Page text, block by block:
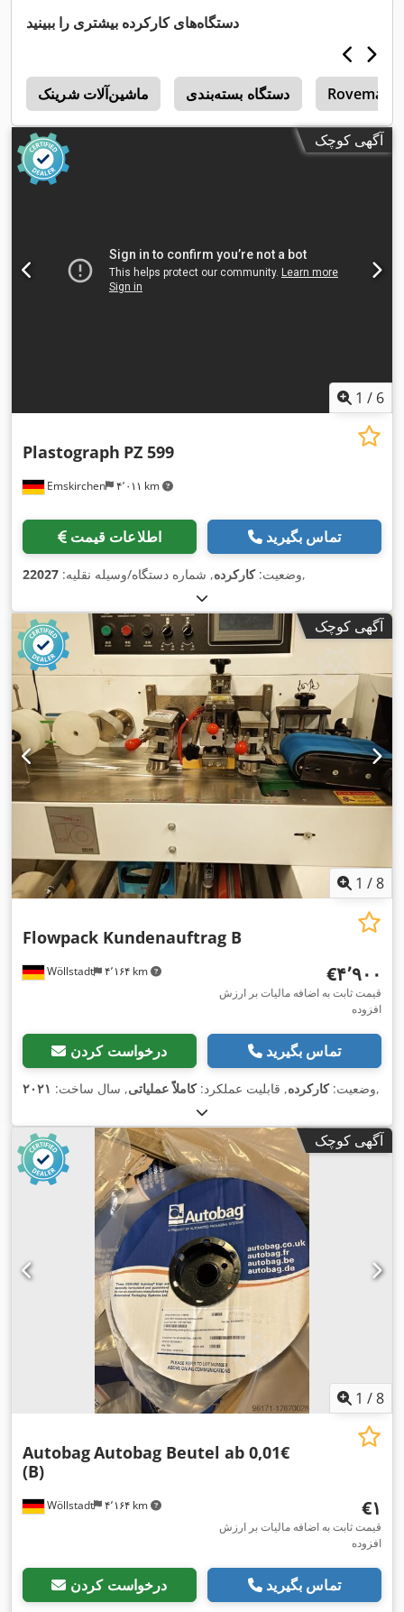
دستگاه‌های کارکرده بیشتری را ببینید
ماشین‌آلات شرینک دستگاه بسته‌بندی Rovema
آگهی کوچک
1 / 6
Emskirchen ۴٬۰۱۱ km
Plastograph PZ 599
اطلاعات قیمت تماس بگیرید
وضعیت:کارکرده, شماره دستگاه/وسیله نقلیه: 22027 ,
آگهی کوچک
1 /8
Wöllstadt ۴٬۱۶۴ km
Flowpack Kundenauftrag B
‎€۴٬۹۰۰
قیمت ثابت به اضافه مالیات بر ارزش
افزوده
درخواست کردن تماس بگیرید
وضعیت:کارکرده, قابلیت عملکرد:کاملاً عملیاتی, سال ساخت: ۲۰۲۱ ,
آگهی کوچک
1 /8
Wöllstadt ۴٬۱۶۴ km
AutobagAutobag Beutel ab 0,01€
(B)
‎€۱
قیمت ثابت به اضافه مالیات بر ارزش
افزوده
درخواست کردن تماس بگیرید